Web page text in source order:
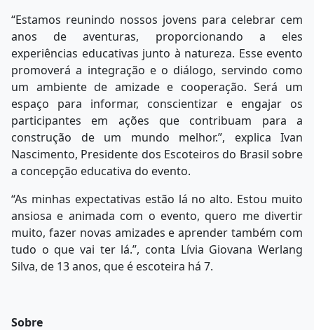
“Estamos reunindo nossos jovens para celebrar cem
anos de aventuras, proporcionando a eles
experiências educativas junto à natureza. Esse evento
promoverá a integração e o diálogo, servindo como
um ambiente de amizade e cooperação. Será um
espaço para informar, conscientizar e engajar os
participantes em ações que contribuam para a
construção de um mundo melhor.”, explica Ivan
Nascimento, Presidente dos Escoteiros do Brasil sobre
a concepção educativa do evento.
“As minhas expectativas estão lá no alto. Estou muito
ansiosa e animada com o evento, quero me divertir
muito, fazer novas amizades e aprender também com
tudo o que vai ter lá.”, conta Lívia Giovana Werlang
Silva, de 13 anos, que é escoteira há 7.
Sobre